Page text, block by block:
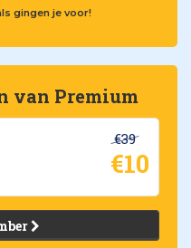
gingen je voor!
van Premium
€39
€10